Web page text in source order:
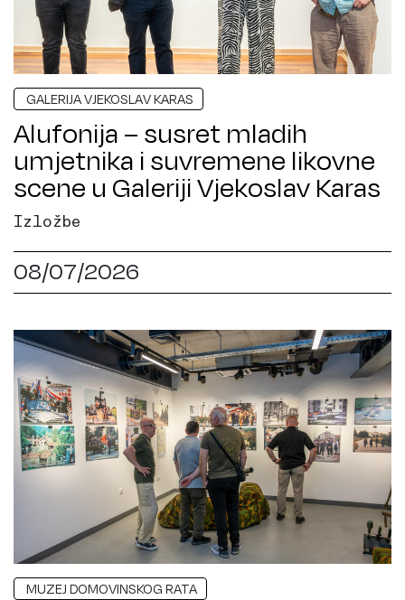
GALERIJA VJEKOSLAV KARAS
Alufonija – susret mladih
umjetnika i suvremene likovne
scene u Galeriji Vjekoslav Karas
Izložbe
08/07/2026
MUZEJ DOMOVINSKOG RATA